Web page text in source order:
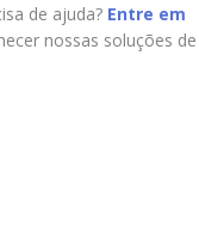
de ajuda? Entre em
nossas soluções de